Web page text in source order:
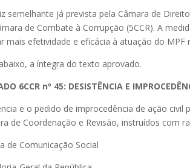
semelhante já prevista pela Câmara de
de Combate à Corrupção (5CCR). A
mais efetividade e eficácia à atuação do
a íntegra do texto aprovado.
6CCR nº 45: DESISTÊNCIA E
e o pedido de improcedência de ação
de Coordenação e Revisão, instruídos com
de Comunicação Social